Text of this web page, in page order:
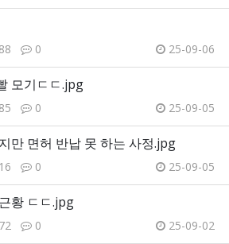
0 25-09-06
모기ㄷㄷ.jpg
0 25-09-05
만 면허 반납 못 하는 사정.jpg
0 25-09-05
황 ㄷㄷ.jpg
0 25-09-02